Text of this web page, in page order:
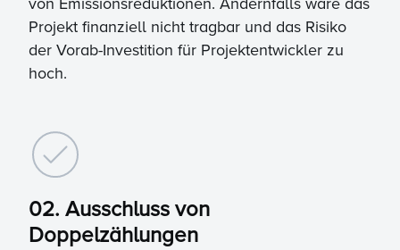
Projekt finanziell nicht tragbar und das Risiko
der Vorab-Investition für Projektentwickler zu
hoch.
02. Ausschluss von
Doppelzählungen